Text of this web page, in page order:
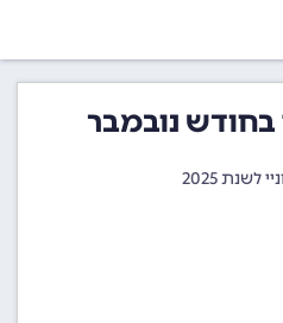
בחודש נובמבר
2025